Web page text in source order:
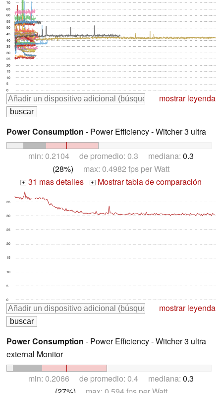
0
5
10
15
20
25
30
35
40
45
50
55
60
65
70
mostrar leyenda
Power Consumption - Power Efficiency - Witcher 3 ultra
min: 0.2104 de promedio: 0.3 mediana: 0.3
(28%) max: 0.4982 fps per Watt
+ 31 mas detalles + Mostrar tabla de comparación
0
5
10
15
20
25
30
35
mostrar leyenda
Power Consumption - Power Efficiency - Witcher 3 ultra
external Monitor
min: 0.2066 de promedio: 0.4 mediana: 0.3